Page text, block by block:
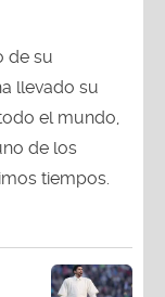
de su
llevado su
el mundo,
de los
tiempos.